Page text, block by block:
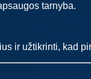
tarnyba.
ir užtikrinti, kad